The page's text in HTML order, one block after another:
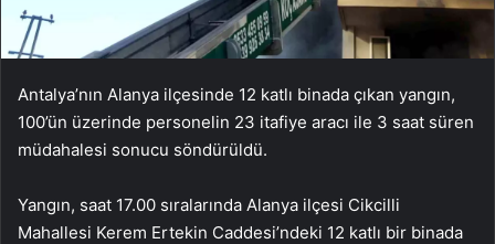
Antalya’nın Alanya ilçesinde 12 katlı binada çıkan yangın,
100’ün üzerinde personelin 23 itafiye aracı ile 3 saat süren
müdahalesi sonucu söndürüldü.
Yangın, saat 17.00 sıralarında Alanya ilçesi Cikcilli
Mahallesi Kerem Ertekin Caddesi’ndeki 12 katlı bir binada